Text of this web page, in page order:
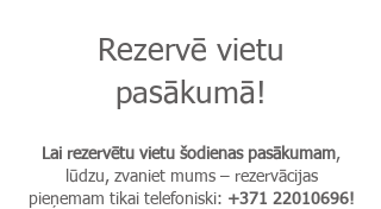
Rezervē vietu
pasākumā!
Lai rezervētu vietu šodienas pasākumam,
lūdzu, zvaniet mums – rezervācijas
pieņemam tikai telefoniski: +371 22010696!